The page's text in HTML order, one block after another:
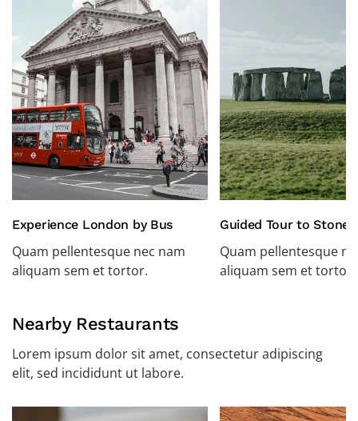
Experience London by Bus
Quam pellentesque nec nam
aliquam sem et tortor.
Guided Tour to
Quam pellentesque
aliquam sem et tortor.
Nearby Restaurants
Lorem ipsum dolor sit amet, consectetur adipiscing
elit, sed incididunt ut labore.